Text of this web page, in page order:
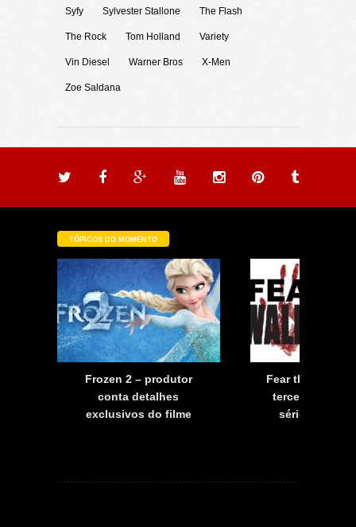
Syfy Sylvester Stallone The Flash
The Rock Tom Holland Variety
Vin Diesel Warner Bros X-Men
Zoe Saldana
TÓPICOS DO MOMENTO
Frozen 2 – produtor
conta detalhes
exclusivos do filme
Fear the
terceira
série já tem